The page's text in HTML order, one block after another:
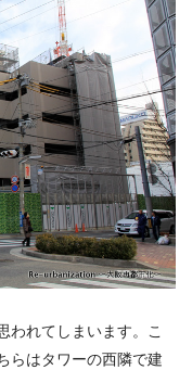
われてしまいます。こ
らはタワーの西隣で建